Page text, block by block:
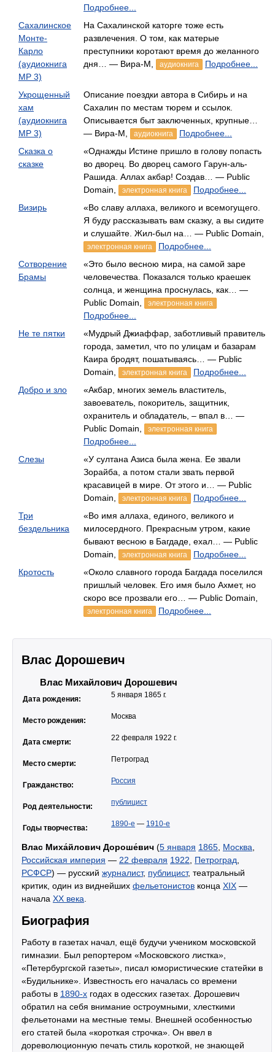
Подробнее...
Сахалинское
Монте-
Карло
(аудиокнига
МР 3)
На Сахалинской каторге тоже есть
развлечения. О том, как матерые
преступники коротают время до желанного
дня… — Вира-М,
аудиокнига Подробнее...
Укрощенный
хам
(аудиокнига
МР 3)
Описание поездки автора в Сибирь и на
Сахалин по местам тюрем и ссылок.
Описывается быт заключенных, крупные…
— Вира-М,
аудиокнига
Подробнее...
Сказка о
сказке
«Однажды Истине пришло в голову попасть
во дворец. Во дворец самого Гарун-аль-
Рашида. Аллах акбар! Создав… — Public
Domain,
электронная книга
Подробнее...
Визирь
«Во славу аллаха, великого и всемогущего.
Я буду рассказывать вам сказку, а вы сидите
и слушайте. Жил-был на… — Public Domain,
электронная книга
Подробнее...
Сотворение
Брамы
«Это было весною мира, на самой заре
человечества. Показался только краешек
солнца, и женщина проснулась, как… —
Public Domain,
электронная книга
Подробнее...
Не те пятки
«Мудрый Джиаффар, заботливый правитель
города, заметил, что по улицам и базарам
Каира бродят, пошатываясь… — Public
Domain,
электронная книга
Подробнее...
Добро и зло
«Акбар, многих земель властитель,
завоеватель, покоритель, защитник,
охранитель и обладатель, – впал в… —
Public Domain,
электронная книга
Подробнее...
Слезы
«У султана Азиса была жена. Ее звали
Зорайба, а потом стали звать первой
красавицей в мире. От этого и… — Public
Domain,
электронная книга
Подробнее...
Три
бездельника
«Во имя аллаха, единого, великого и
милосердного. Прекрасным утром, какие
бывают весною в Багдаде, ехал… — Public
Domain,
электронная книга
Подробнее...
Кротость
«Около славного города Багдада поселился
пришлый человек. Его имя было Ахмет, но
скоро все прозвали его… — Public Domain,
электронная книга Подробнее...
Влас Дорошевич
Влас Михайлович Дорошевич
Дата рождения: 5 января 1865 г.
Место рождения: Москва
Дата смерти: 22 февраля 1922 г.
Место смерти: Петроград
Гражданство: Россия
Род деятельности: публицист
Годы творчества: 1890-е — 1910-е
Влас Миха́йлович Дороше́вич (5 января 1865 Москва
Российская империя — 22 февраля 1922 Петроград
РСФСР) — русский журналист, публицист, театральный
критик, один из виднейших фельетонистов конца XIX —
начала XX века
Биография
Работу в газетах начал, ещё будучи учеником московской
гимназии. Был репортером «Московского листка»,
«Петербургской газеты», писал юмористические статейки в
«Будильнике». Известность его началась со времени
работы в 1890-х годах в одесских газетах. Дорошевич
обратил на себя внимание остроумными, хлесткими
фельетонами на местные темы. Внешней особенностью
его статей была «короткая строчка». Он ввел в
дореволюционную печать стиль короткой, не знающей